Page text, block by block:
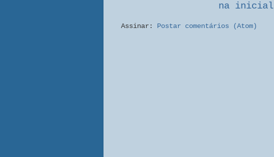
na inicial
Assinar: Postar comentários (Atom)